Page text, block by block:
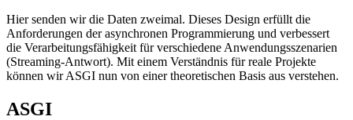
Hier senden wir die Daten zweimal. Dieses Design erfüllt die
Anforderungen der asynchronen Programmierung und verbessert
die Verarbeitungsfähigkeit für verschiedene Anwendungsszenarien
(Streaming-Antwort). Mit einem Verständnis für reale Projekte
können wir ASGI nun von einer theoretischen Basis aus verstehen.
ASGI